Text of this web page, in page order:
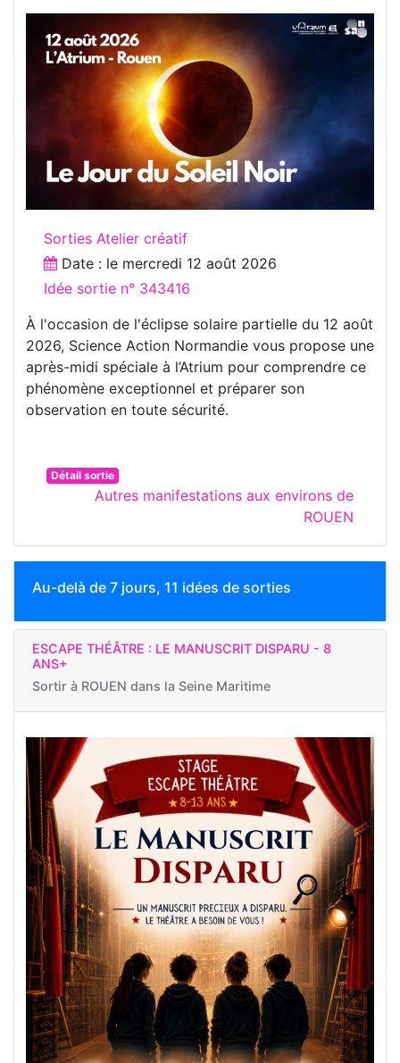
Sorties Atelier créatif
Date : le mercredi 12 août 2026
Idée sortie n° 343416
À l'occasion de l'éclipse solaire partielle du 12 août
2026, Science Action Normandie vous propose une
après-midi spéciale à l’Atrium pour comprendre ce
phénomène exceptionnel et préparer son
observation en toute sécurité.
Détail sortie
Autres manifestations aux environs de
ROUEN
Au-delà de 7 jours, 11 idées de sorties
ESCAPE THÉÂTRE : LE MANUSCRIT DISPARU - 8
ANS+
Sortir à ROUEN dans la Seine Maritime